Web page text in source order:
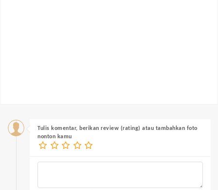
Tulis komentar, berikan review (rating) atau tambahkan foto
nonton kamu